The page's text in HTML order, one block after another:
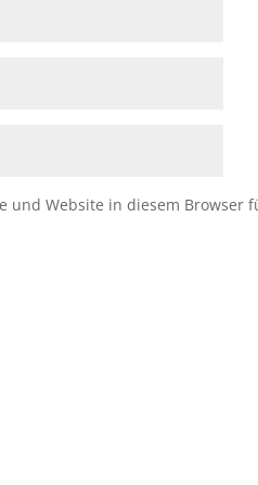
und Website in diesem